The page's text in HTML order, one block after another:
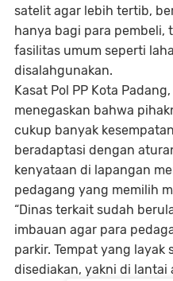
satelit agar lebih tertib,
hanya bagi para pembeli,
fasilitas umum seperti
disalahgunakan.
Kasat Pol PP Kota
menegaskan bahwa
cukup banyak
beradaptasi dengan
kenyataan di lapangan
pedagang yang memilih
“Dinas terkait sudah
imbauan agar para
parkir. Tempat yang layak
disediakan, yakni di lantai